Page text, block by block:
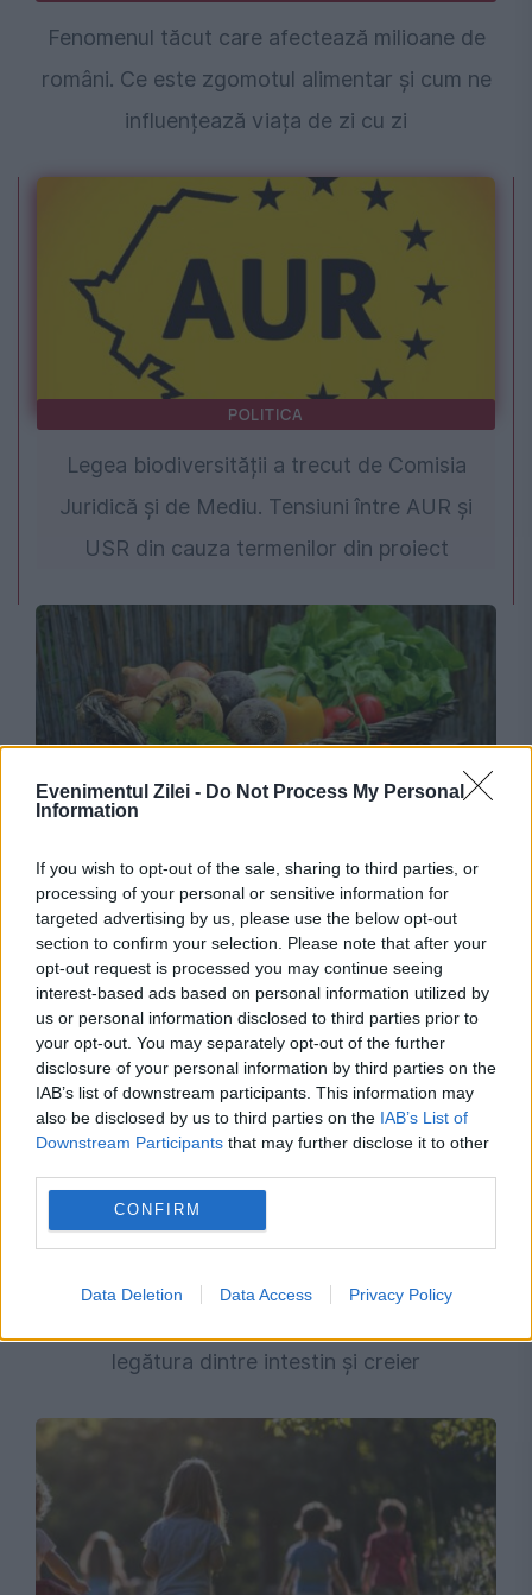
Evenimentul Zilei - Do Not Process My Personal
Information
If you wish to opt-out of the sale, sharing to third parties, or
processing of your personal or sensitive information for
targeted advertising by us, please use the below opt-out
section to confirm your selection. Please note that after your
opt-out request is processed you may continue seeing
interest-based ads based on personal information utilized by
us or personal information disclosed to third parties prior to
your opt-out. You may separately opt-out of the further
disclosure of your personal information by third parties on the
IAB’s list of downstream participants. This information may
also be disclosed by us to third parties on the IAB’s List of
Downstream Participants that may further disclose it to other
CONFIRM
Data Deletion Data Access Privacy Policy
Fenomenul tăcut care afectează milioane de
români. Ce este zgomotul alimentar și cum ne
influențează viața de zi cu zi
POLITICA
Legea biodiversității a trecut de Comisia
Juridică și de Mediu. Tensiuni între AUR și
USR din cauza termenilor din proiect
Cea mai bună legumă pentru creier și inimă.
De ce o recomandă nutriționiștii
SOCIAL
legătura dintre intestin și creier